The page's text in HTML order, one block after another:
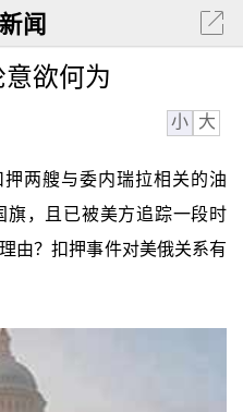
闻
欲何为
小 大
两艘与委内瑞拉相关的油
，且已被美方追踪一段时
由？扣押事件对美俄关系有